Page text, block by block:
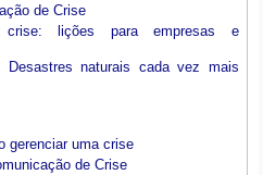
de Crise
lições para empresas e
Desastres naturais cada vez mais
gerenciar uma crise
de Crise